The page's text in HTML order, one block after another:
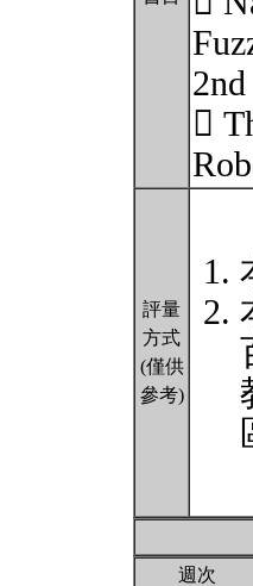

評量
方式
(僅供
參考)
週次